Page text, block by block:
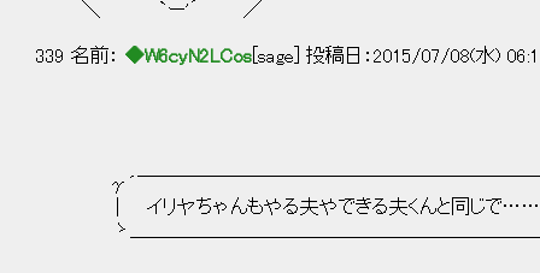
＼ `ー'´ ／
339 名前： ◆W6cyN2LCos [sage] 投稿日：2015/07/08(水)
γ´￣￣￣￣￣￣￣￣￣￣￣￣￣￣￣￣￣￣￣￣￣
| イリヤちゃんもやる夫やできる夫くんと同じ
ゝ＿＿＿＿＿＿＿＿＿＿＿＿＿＿＿＿＿＿＿＿＿＿